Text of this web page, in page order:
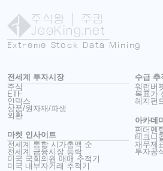
주식왕 | 주킹
JooKing.net
Extreme Stock Data Mining
전세계 투자시장
주식
ETF
인덱스
상품/원자재/파생
외환
마켓 인사이트
전세계 통합 시가총액 순
전세계 금융시장 등락
미국 국회의원 매매 추적기
미국 내부자거래 추적기
수급 추
워런버
목표가
헤지펀
아카데미
펀더멘
테크니
재무제
투자공